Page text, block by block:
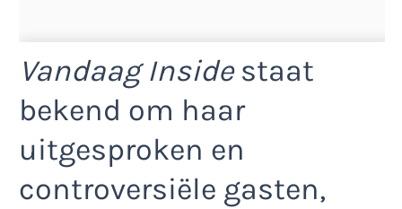
Vandaag Insidestaat
bekend om haar
uitgesproken en
controversiële gasten,